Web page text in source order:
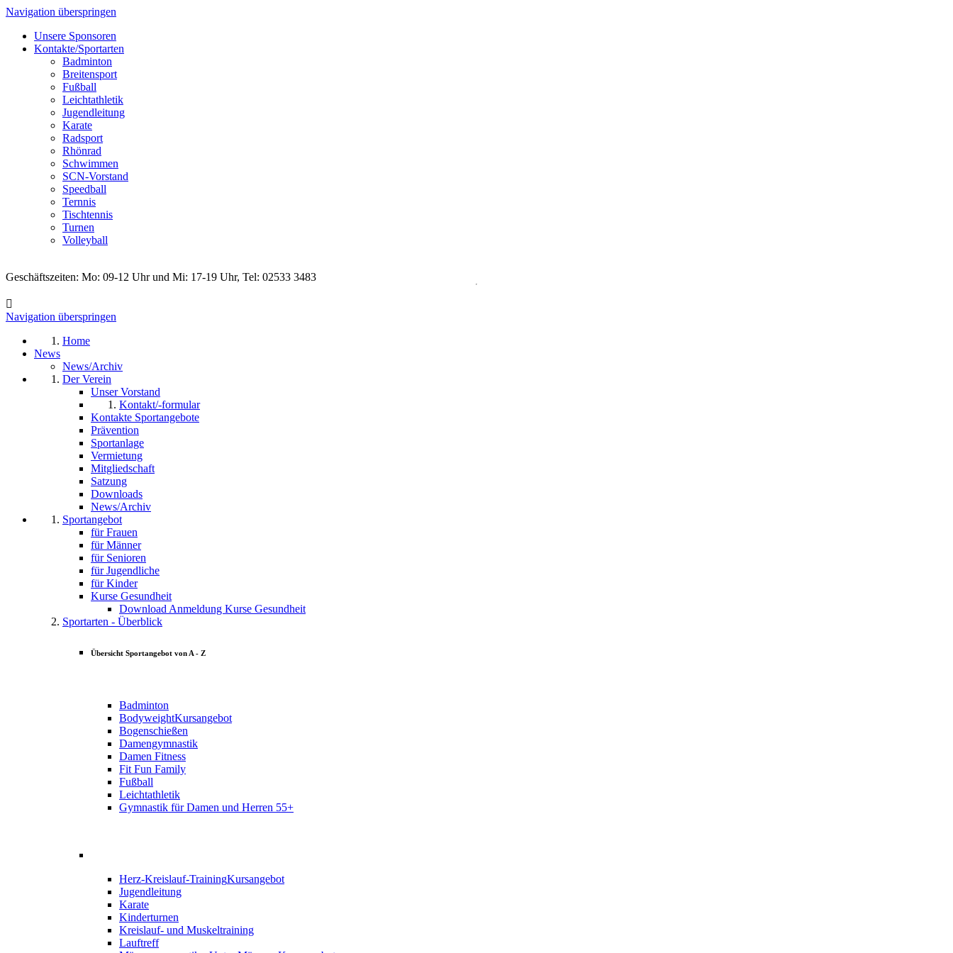
Navigation überspringen
Unsere Sponsoren
Kontakte/Sportarten
Badminton
Breitensport
Fußball
Leichtathletik
Jugendleitung
Karate
Radsport
Rhönrad
Schwimmen
SCN-Vorstand
Speedball
Ternnis
Tischtennis
Turnen
Volleyball
Geschäftszeiten: Mo: 09-12 Uhr und Mi: 17-19 Uhr, Tel: 02533 3483
Navigation überspringen
Home
News
News/Archiv
Der Verein
Unser Vorstand
Kontakt/-formular
Kontakte Sportangebote
Prävention
Sportanlage
Vermietung
Mitgliedschaft
Satzung
Downloads
News/Archiv
Sportangebot
für Frauen
für Männer
für Senioren
für Jugendliche
für Kinder
Kurse Gesundheit
Download Anmeldung Kurse Gesundheit
Sportarten - Überblick
Übersicht Sportangebot von A - Z
Badminton
BodyweightKursangebot
Bogenschießen
Damengymnastik
Damen Fitness
Fit Fun Family
Fußball
Leichtathletik
Gymnastik für Damen und Herren 55+
Herz-Kreislauf-TrainingKursangebot
Jugendleitung
Karate
Kinderturnen
Kreislauf- und Muskeltraining
Lauftreff